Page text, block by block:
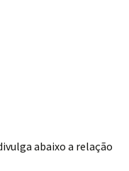
abaixo a relação